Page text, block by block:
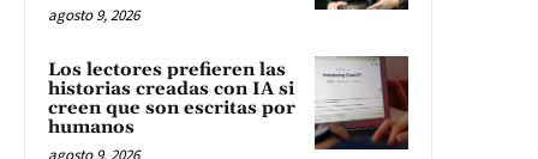
agosto 9, 2026
Los lectores prefieren las
historias creadas con IA si
creen que son escritas por
humanos
agosto 9, 2026